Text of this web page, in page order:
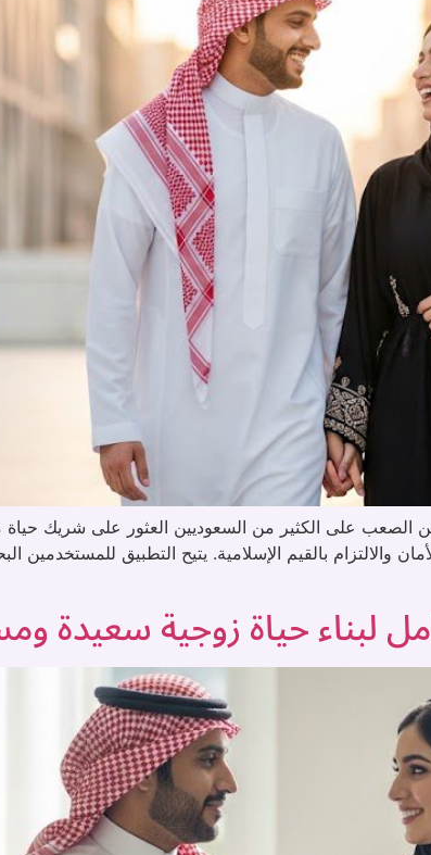
من الصعب على الكثير من السعوديين العثور على شريك
والالتزام بالقيم الإسلامية. يتيح التطبيق للمستخدمين
لبناء حياة زوجية سعيدة